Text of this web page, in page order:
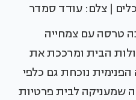
| צלם: עודד סמדר
טרסה עם צמחייה
הבית ומרככת את
נוכחת גם כלפי
שמעניקה לבית פרטיות